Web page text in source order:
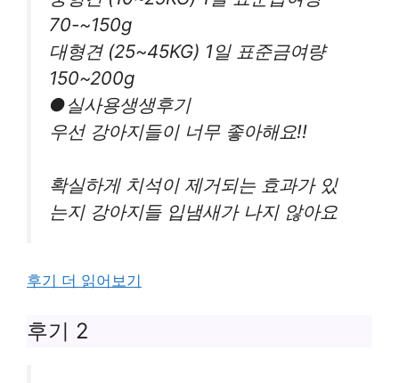
70-~150g
대형견 (25~45KG) 1일 표준금여량
150~200g
●실사용생생후기
우선 강아지들이 너무 좋아해요!!
확실하게 치석이 제거되는 효과가 있
는지 강아지들 입냄새가 나지 않아요
후기 더 읽어보기
후기 2